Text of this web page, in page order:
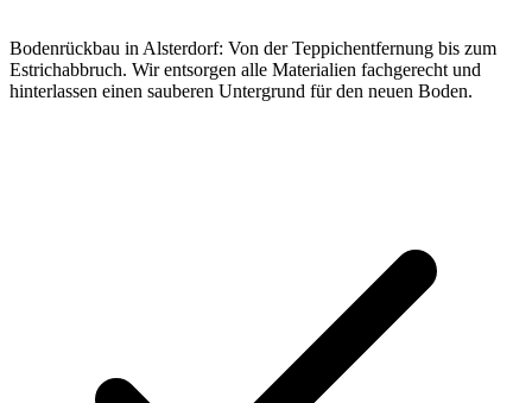
Bodenrückbau in Alsterdorf: Von der Teppichentfernung bis zum
Estrichabbruch. Wir entsorgen alle Materialien fachgerecht und
hinterlassen einen sauberen Untergrund für den neuen Boden.